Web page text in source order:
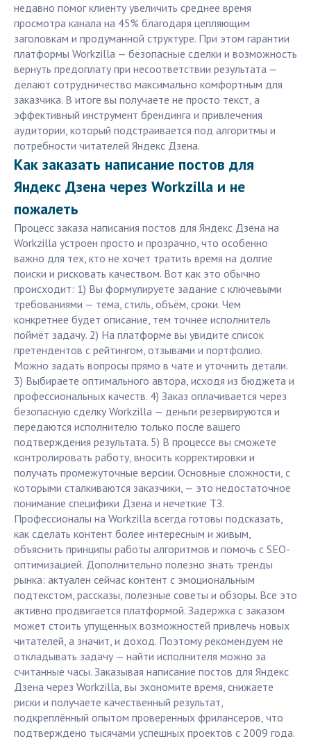
недавно помог клиенту увеличить среднее время
просмотра канала на 45% благодаря цепляющим
заголовкам и продуманной структуре. При этом гарантии
платформы Workzilla — безопасные сделки и возможность
вернуть предоплату при несоответствии результата —
делают сотрудничество максимально комфортным для
заказчика. В итоге вы получаете не просто текст, а
эффективный инструмент брендинга и привлечения
аудитории, который подстраивается под алгоритмы и
потребности читателей Яндекс Дзена.
Как заказать написание постов для
Яндекс Дзена через Workzilla и не
пожалеть
Процесс заказа написания постов для Яндекс Дзена на
Workzilla устроен просто и прозрачно, что особенно
важно для тех, кто не хочет тратить время на долгие
поиски и рисковать качеством. Вот как это обычно
происходит: 1) Вы формулируете задание с ключевыми
требованиями — тема, стиль, объём, сроки. Чем
конкретнее будет описание, тем точнее исполнитель
поймёт задачу. 2) На платформе вы увидите список
претендентов с рейтингом, отзывами и портфолио.
Можно задать вопросы прямо в чате и уточнить детали.
3) Выбираете оптимального автора, исходя из бюджета и
профессиональных качеств. 4) Заказ оплачивается через
безопасную сделку Workzilla — деньги резервируются и
передаются исполнителю только после вашего
подтверждения результата. 5) В процессе вы сможете
контролировать работу, вносить корректировки и
получать промежуточные версии. Основные сложности, с
которыми сталкиваются заказчики, — это недостаточное
понимание специфики Дзена и нечеткие ТЗ.
Профессионалы на Workzilla всегда готовы подсказать,
как сделать контент более интересным и живым,
объяснить принципы работы алгоритмов и помочь с SEO-
оптимизацией. Дополнительно полезно знать тренды
рынка: актуален сейчас контент с эмоциональным
подтекстом, рассказы, полезные советы и обзоры. Все это
активно продвигается платформой. Задержка с заказом
может стоить упущенных возможностей привлечь новых
читателей, а значит, и доход. Поэтому рекомендуем не
откладывать задачу — найти исполнителя можно за
считанные часы. Заказывая написание постов для Яндекс
Дзена через Workzilla, вы экономите время, снижаете
риски и получаете качественный результат,
подкреплённый опытом проверенных фрилансеров, что
подтверждено тысячами успешных проектов с 2009 года.